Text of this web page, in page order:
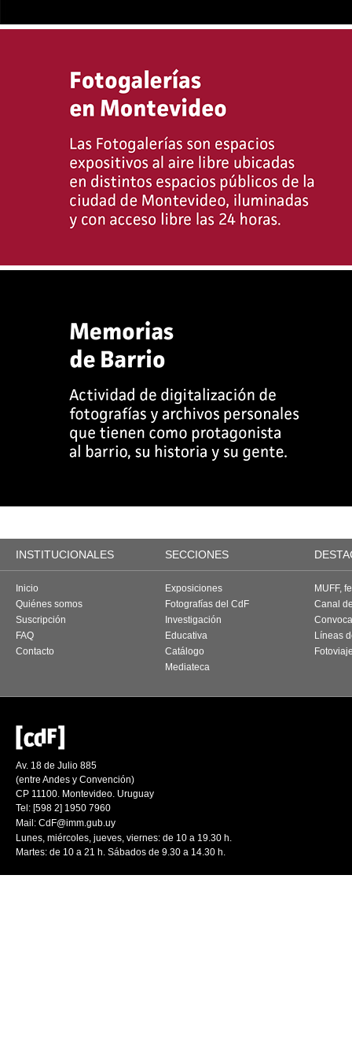
INSTITUCIONALES SECCIONES
Inicio
Quiénes somos
Suscripción
FAQ
Contacto
Exposiciones
Fotografías del CdF
Investigación
Educativa
Catálogo
Mediateca
MUFF,
Canal
Líneas
Av. 18 de Julio 885
(entre Andes y Convención)
CP 11100. Montevideo. Uruguay
Tel: [598 2] 1950 7960
Mail: CdF@imm.gub.uy
Lunes, miércoles, jueves, viernes: de 10 a 19.30 h.
Martes: de 10 a 21 h. Sábados de 9.30 a 14.30 h.